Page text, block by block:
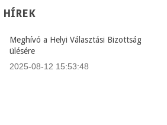
HÍREK
Meghívó a Helyi Választási Bizottság
ülésére
2025-08-12 15:53:48